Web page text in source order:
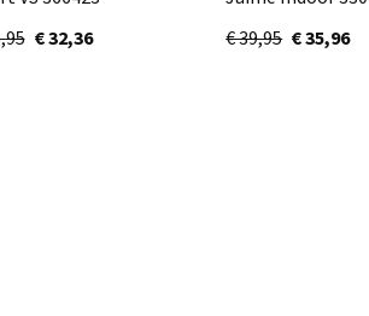
€ 32,36 € 39,95 € 35,96